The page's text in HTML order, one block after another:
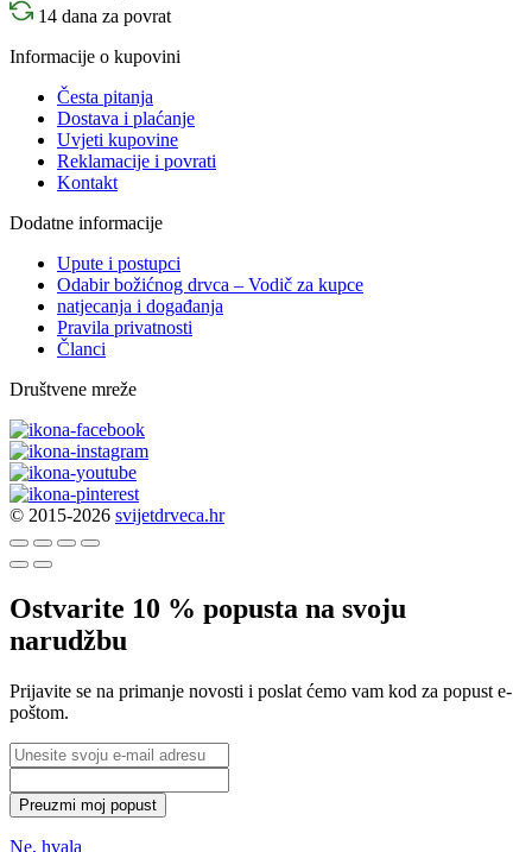
14 dana za povrat
Informacije o kupovini
Česta pitanja
Dostava i plaćanje
Uvjeti kupovine
Reklamacije i povrati
Kontakt
Dodatne informacije
Upute i postupci
Odabir božićnog drvca – Vodič za kupce
natjecanja i događanja
Pravila privatnosti
Članci
Društvene mreže
© 2015-2026 svijetdrveca.hr
Ostvarite 10 % popusta na svoju
narudžbu
Prijavite se na primanje novosti i poslat ćemo vam kod za popust e-
poštom.
Preuzmi moj popust
Ne, hvala